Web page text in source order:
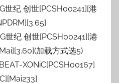
世纪 创世[PCSH00241][港
世纪 创世[PCSH00241][港
加载方式选5)
XONiC[PCSH00167]